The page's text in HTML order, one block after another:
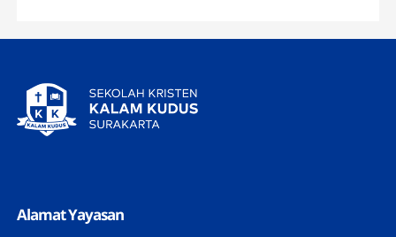
Alamat Yayasan